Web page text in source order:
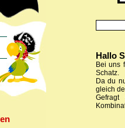
Hallo
Bei uns
Schatz.
Da du
gleich